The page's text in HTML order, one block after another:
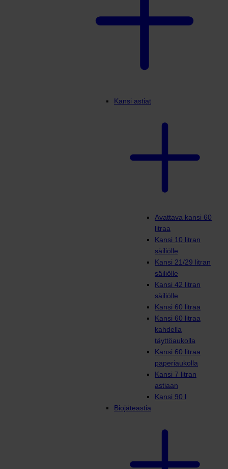
Kansi astiat
Avattava kansi 60
litraa
Kansi 10 litran
säiliölle
Kansi 21/29 litran
säiliölle
Kansi 42 litran
säiliölle
Kansi 60 litraa
Kansi 60 litraa
kahdella
täyttöaukolla
Kansi 60 litraa
paperiaukolla
Kansi 7 litran
astiaan
Kansi 90 l
Biojäteastia